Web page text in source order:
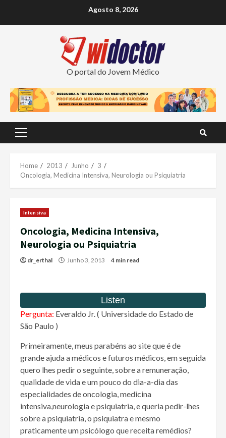
Agosto 8, 2026
O portal do Jovem Médico
Primary
Home 2013 Junho
3
Oncologia, Medicina Intensiva, Neurologia ou Psiquiatria
Intensiva
Oncologia, Medicina Intensiva,
Neurologia ou Psiquiatria
dr_erthal Junho 3, 2013 4 min read
Pergunta: Everaldo Jr. ( Universidade do Estado de
São Paulo )
Primeiramente, meus parabéns ao site que é de
grande ajuda a médicos e futuros médicos, em seguida
quero lhes pedir o seguinte, sobre a remuneração,
qualidade de vida e um pouco do dia-a-dia das
especialidades de oncologia, medicina
intensiva,neurologia e psiquiatria, e queria pedir-lhes
sobre a psiquiatria, o psiquiatra e mesmo
praticamente um psicólogo que receita remédios?